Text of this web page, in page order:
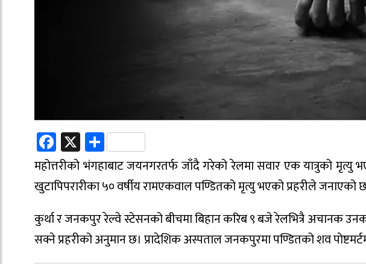
Facebook
X Share
महोत्तरीको भंगहाबाट जयनगरतर्फ जाँदै गरेको रेलमा सवार एक यात्रुको मृत्यु
खुटापिपरारीका ५० वर्षीय रामएकवाल पण्डितको मृत्यु भएको प्रहरीले जनाएको
कुर्था र जनकपुर रेल्वे स्टेसनको बीचमा बिहान करिब ९ बजे रेलभित्रै अचानक
सक्ने प्रहरीको अनुमान छ। प्रादेशिक अस्पताल जनकपुरमा पण्डितको शव